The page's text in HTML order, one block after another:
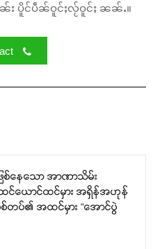
ၼ်း ပိူင်ပဵၼ်ဝူင်ႈလႂ်ဝူင်ႈ ၼၼ်ႉ။
ြစ်နေသော အာဏာသိမ်း
င်ယောင်ထင်မှား အရှိန်အဟုန်
ပ်၏ အထင်မှား “အောင်ပွဲ